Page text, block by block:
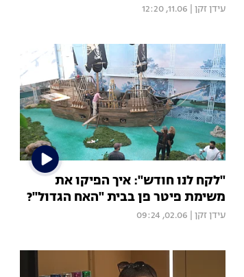
עידן זקן 11.06, 12:20
"לקח לנו חודש": איך הפיקו את
משימת פיטר פן בבית "האח הגדול"?
עידן זקן 02.06, 09:24